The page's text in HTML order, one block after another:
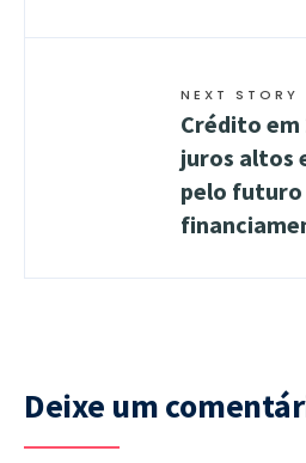
NEXT STORY
Crédito
juros altos
pelo futuro
Deixe um